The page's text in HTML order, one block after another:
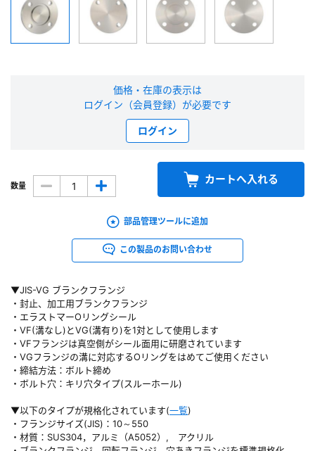
▼JIS-VG ブランクフランジ
・封止、加工用ブランクフランジ
・エラストマーOリングシール
・VF(溝なし)とVG(溝有り)を1対として使用します
・VFフランジは真空側がシール面用に研磨されています
・VGフランジの溝に対応するOリングをはめてご使用ください
・締結方法：ボルト締め
・ボルト穴：キリ穴タイプ(スルーホール)
▼以下のタイプが規格化されています(一覧)
・フランジサイズ(JIS)：10～550
・材質：SUS304，アルミ（A5052）, アクリル
価格・在庫の表示は
ログイン（会員登録）が必要です
ログイン
数量 カートへ入れる
部品管理ツールに追加
この製品のお問い合わせ
があります。また当社の判断によりお断りする場合があります。
ログイン
※パスワードをお忘れの方は、パスワード再発行ページ
お問い合わせページ